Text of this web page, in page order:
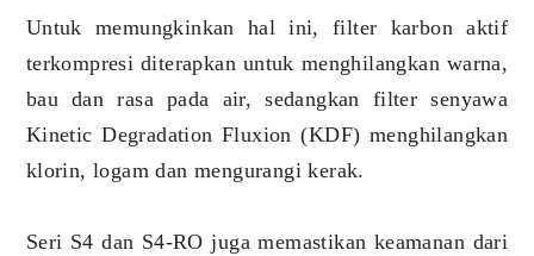
Untuk memungkinkan hal ini, filter karbon aktif
terkompresi diterapkan untuk menghilangkan warna,
bau dan rasa pada air, sedangkan filter senyawa
Kinetic Degradation Fluxion (KDF) menghilangkan
klorin, logam dan mengurangi kerak.
Seri S4 dan S4-RO juga memastikan keamanan dari